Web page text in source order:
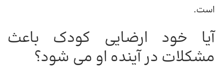
است.
آیا خود ارضایی کودک باعث
مشکلات در آینده او می شود؟